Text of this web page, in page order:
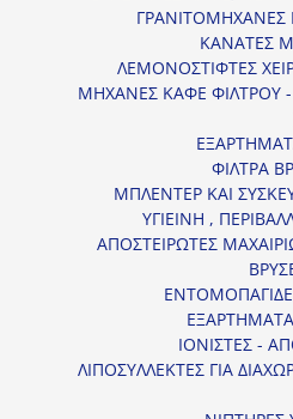
ΓΡΑΝΙΤΟΜΗΧΑΝΕΣ
ΚΑΝΑΤΕΣ
ΛΕΜΟΝΟΣΤΙΦΤΕΣ
ΜΗΧΑΝΕΣ ΚΑΦΕ ΦΙΛΤΡΟΥ
ΦΙΛΤΡΑ
ΜΠΛΕΝΤΕΡ ΚΑΙ
ΥΓΙΕΙΝΗ ,
ΑΠΟΣΤΕΙΡΩΤΕΣ
ΕΞΑΡΤΗΜΑΤΑ
ΙΟΝΙΣΤΕΣ -
ΛΙΠΟΣΥΛΛΕΚΤΕΣ ΓΙΑ